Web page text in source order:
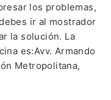
los problemas,
ir al mostrador
la solución. La
es:Avv. Armando
Metropolitana,